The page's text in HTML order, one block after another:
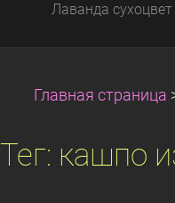
Лаванда сухоцвет
Главная страница
Тег: кашпо